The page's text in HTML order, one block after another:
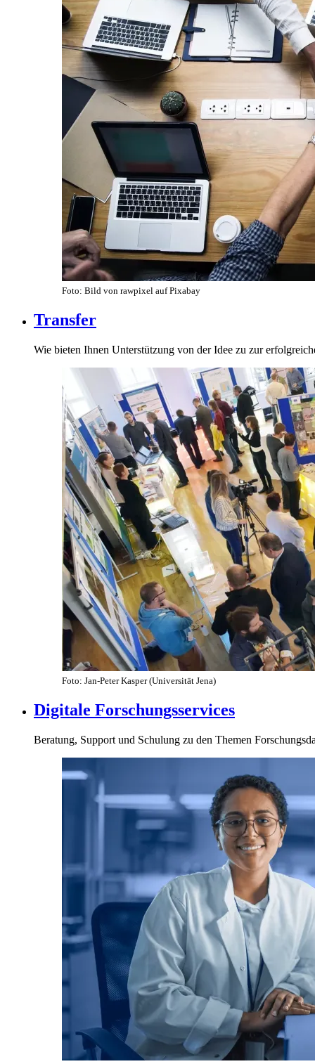
Foto: Bild von rawpixel auf Pixabay
Transfer
Wie bieten Ihnen Unterstützung von der Idee zu zur
Foto: Jan-Peter Kasper (Universität Jena)
Digitale Forschungsservices
Beratung, Support und Schulung zu den Themen